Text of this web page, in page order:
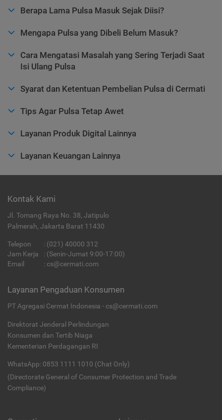
Berapa Lama Pulsa Masuk Sejak Diisi?
Mengapa Pulsa yang Dibeli Belum Masuk?
Cara Mengatasi Masalah yang Sering Terjadi Saat
Isi Ulang Pulsa
Syarat dan Ketentuan Pembelian Pulsa di Cermati
Tips Agar Pulsa Tetap Awet
Layanan Produk Digital Lainnya
Layanan Keuangan Lainnya
Kontak Kami
Jl. Tomang Raya No. 38, Jatipulo
Palmerah, Jakarta Barat 11430
Telepon : (021) 40000 312
Jam Kerja
: (Senin-Jumat 9:00-17:00)
Email
: cs@cermati.com
Layanan Pengaduan Konsumen
PT Agregasi Cermat Indonesia - cs@cermati.com
Direktorat Jenderal Perlindungan
Konsumen dan Tertib Niaga
Kementerian Perdagangan RI
WhatsApp: 0853 1111 1010 (Chat Only)
(Directorate General of Consumer Protection and Trade
Compliance)